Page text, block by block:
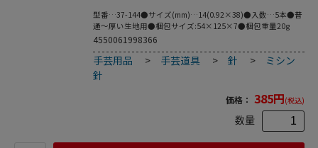
型番…37-144●サイズ(mm)…14(0.92×38)●入数…5本●普
通～厚い生地用●梱包サイズ:54×125×7●梱包重量20g
4550061998366
手芸用品 > 手芸道具 >針 > ミシン
針
価格： 385円(税込)
数量